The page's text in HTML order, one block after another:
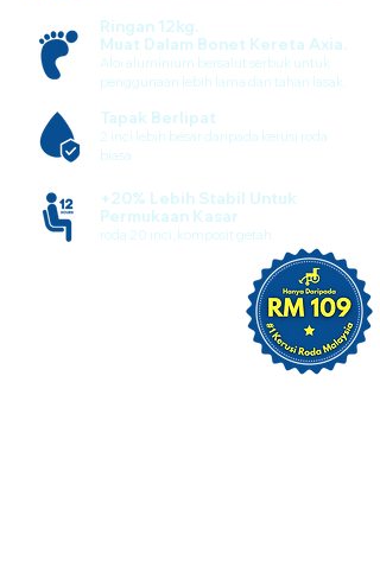
Ringan 12kg.
Muat Dalam Bonet Kereta Axia.
Aloi aluminium bersalut serbuk untuk
penggunaan lebih lama dan tahan lasak.
Tapak Berlipat
2 inci lebih besar daripada kerusi roda
biasa.
+20% Lebih Stabil Untuk
Permukaan Kasar
roda 20 inci, komposit getah.